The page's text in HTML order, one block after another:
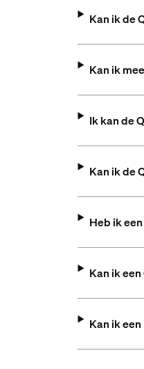
Kan ik de
Kan ik
Ik kan de
Kan ik de
Heb ik
Kan ik
Kan ik